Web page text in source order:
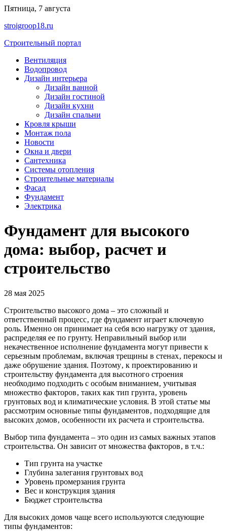
Перейти
содержимому
Пятница, 7 августа
stroigroop18.ru
Строительный портал
Вентиляция
Водопровод
Дизайн интерьера
Дизайн ванной
Дизайн гостиной
Дизайн кухни
Дизайн спальни
Кровля крыши
Монтаж пола
Новости
Окна и двери
Сантехника
Системы отопления
Строительные материалы
Фасад
Фундамент
Электрика
Фундамент для высокого
дома: выбор‚ расчет и
строительство
28 мая 2025
Строительство высокого дома – это сложный и
ответственный процесс‚ где фундамент играет ключевую
роль. Именно он принимает на себя всю нагрузку от здания‚
распределяя ее по грунту. Неправильный выбор или
некачественное исполнение фундамента могут привести к
серьезным проблемам‚ включая трещины в стенах‚ перекосы и
даже обрушение здания. Поэтому‚ к проектированию и
строительству фундамента для высотного строения
необходимо подходить с особым вниманием‚ учитывая
множество факторов‚ таких как тип грунта‚ уровень
грунтовых вод и климатические условия. В этой статье мы
рассмотрим основные типы фундаментов‚ подходящие для
высоких домов‚ особенности их расчета и строительства.
Выбор типа фундамента – это один из самых важных этапов
строительства. Он зависит от множества факторов‚ в т.ч.:
Тип грунта на участке
Глубина залегания грунтовых вод
Уровень промерзания грунта
Вес и конструкция здания
Бюджет строительства
Для высоких домов чаще всего используются следующие
типы фундаментов: